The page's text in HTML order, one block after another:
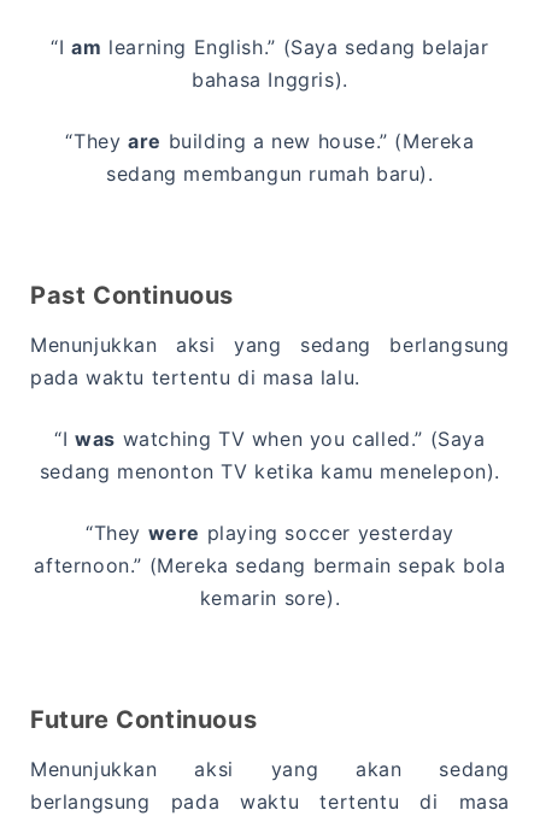
“Iam learning English.” (Saya sedang belajar
bahasa Inggris).
“Theyare building a new house.” (Mereka
sedang membangun rumah baru).
Past Continuous
Menunjukkan aksi yang sedang berlangsung
pada waktu tertentu di masa lalu.
“Iwas watching TV when you called.” (Saya
sedang menonton TV ketika kamu menelepon).
“They were playing soccer yesterday
afternoon.” (Mereka sedang bermain sepak bola
kemarin sore).
Future Continuous
Menunjukkan aksi yang akan sedang
berlangsung pada waktu tertentu di masa